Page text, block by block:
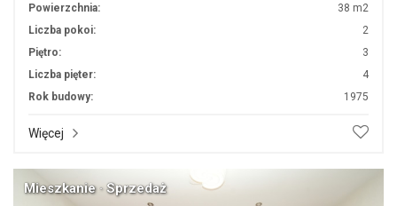
Powierzchnia:
38 m2
Liczba pokoi:
2
Piętro:
3
Liczba pięter:
4
Rok budowy:
1975
Więcej
Mieszkanie · Sprzedaż